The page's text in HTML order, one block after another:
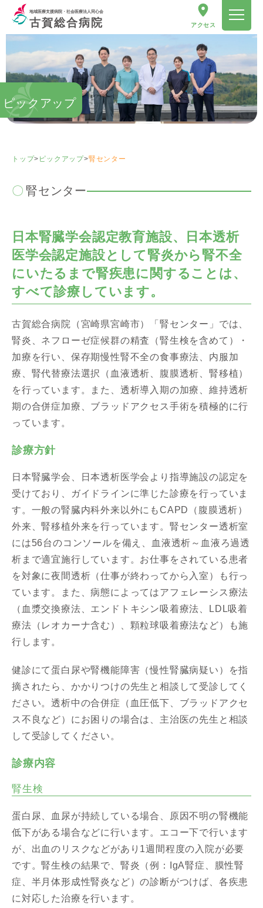
地域医療支援病院・社会医療法人同心会
古賀総合病院 アクセス
ピックアップ
トップ> ピックアップ>腎センター
腎センター
日本腎臓学会認定教育施設、日本透析
医学会認定施設として腎炎から腎不全
にいたるまで腎疾患に関することは、
すべて診療しています。
古賀総合病院（宮崎県宮崎市）「腎センター」では、
腎炎、ネフローゼ症候群の精査（腎生検を含めて）・
加療を行い、保存期慢性腎不全の食事療法、内服加
療、腎代替療法選択（血液透析、腹膜透析、腎移植）
を行っています。また、透析導入期の加療、維持透析
期の合併症加療、ブラッドアクセス手術を積極的に行
っています。
診療方針
日本腎臓学会、日本透析医学会より指導施設の認定を
受けており、ガイドラインに準じた診療を行っていま
す。一般の腎臓内科外来以外にもCAPD（腹膜透析）
外来、腎移植外来を行っています。腎センター透析室
には56台のコンソールを備え、血液透析～血液ろ過透
析まで適宜施行しています。お仕事をされている患者
を対象に夜間透析（仕事が終わってから入室）も行っ
ています。また、病態によってはアフェレーシス療法
（血漿交換療法、エンドトキシン吸着療法、LDL吸着
療法（レオカーナ含む）、顆粒球吸着療法など）も施
行します。
健診にて蛋白尿や腎機能障害（慢性腎臓病疑い）を指
摘されたら、かかりつけの先生と相談して受診してく
ださい。透析中の合併症（血圧低下、ブラッドアクセ
ス不良など）にお困りの場合は、主治医の先生と相談
して受診してください。
診療内容
腎生検
蛋白尿、血尿が持続している場合、原因不明の腎機能
低下がある場合などに行います。エコー下で行います
が、出血のリスクなどがあり1週間程度の入院が必要
です。腎生検の結果で、腎炎（例：IgA腎症、膜性腎
症、半月体形成性腎炎など）の診断がつけば、各疾患
に対応した治療を行います。